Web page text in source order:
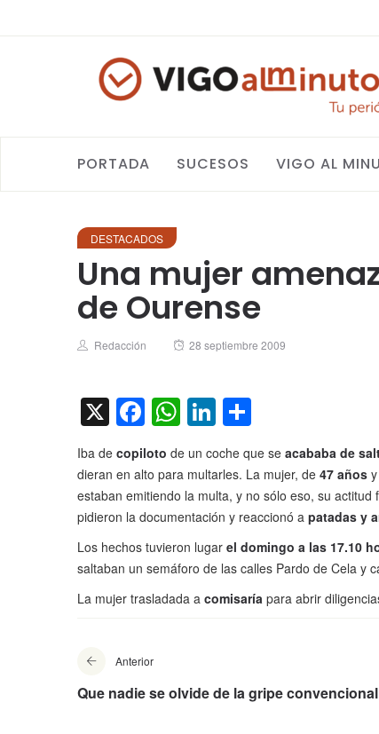
PORTADA SUCESOS VIGO AL
DESTACADOS
Una mujer
de Ourense
Author
Redacción
Posted
28 septiembre 2009
X Facebook
WhatsApp
LinkedIn
Iba de copiloto de un coche que se acababa de
dieran en alto para multarles. La mujer, de 47 años
estaban emitiendo la multa, y no sólo eso, su actitud
pidieron la documentación y reaccionó a patadas y
Los hechos tuvieron lugar el domingo a las 17.10
saltaban un semáforo de las calles Pardo de Cela y
La mujer trasladada a comisaría para abrir
Anterior
Que nadie se olvide de la gripe convencional